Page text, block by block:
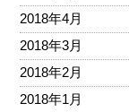
2018年4月
2018年3月
2018年2月
2018年1月